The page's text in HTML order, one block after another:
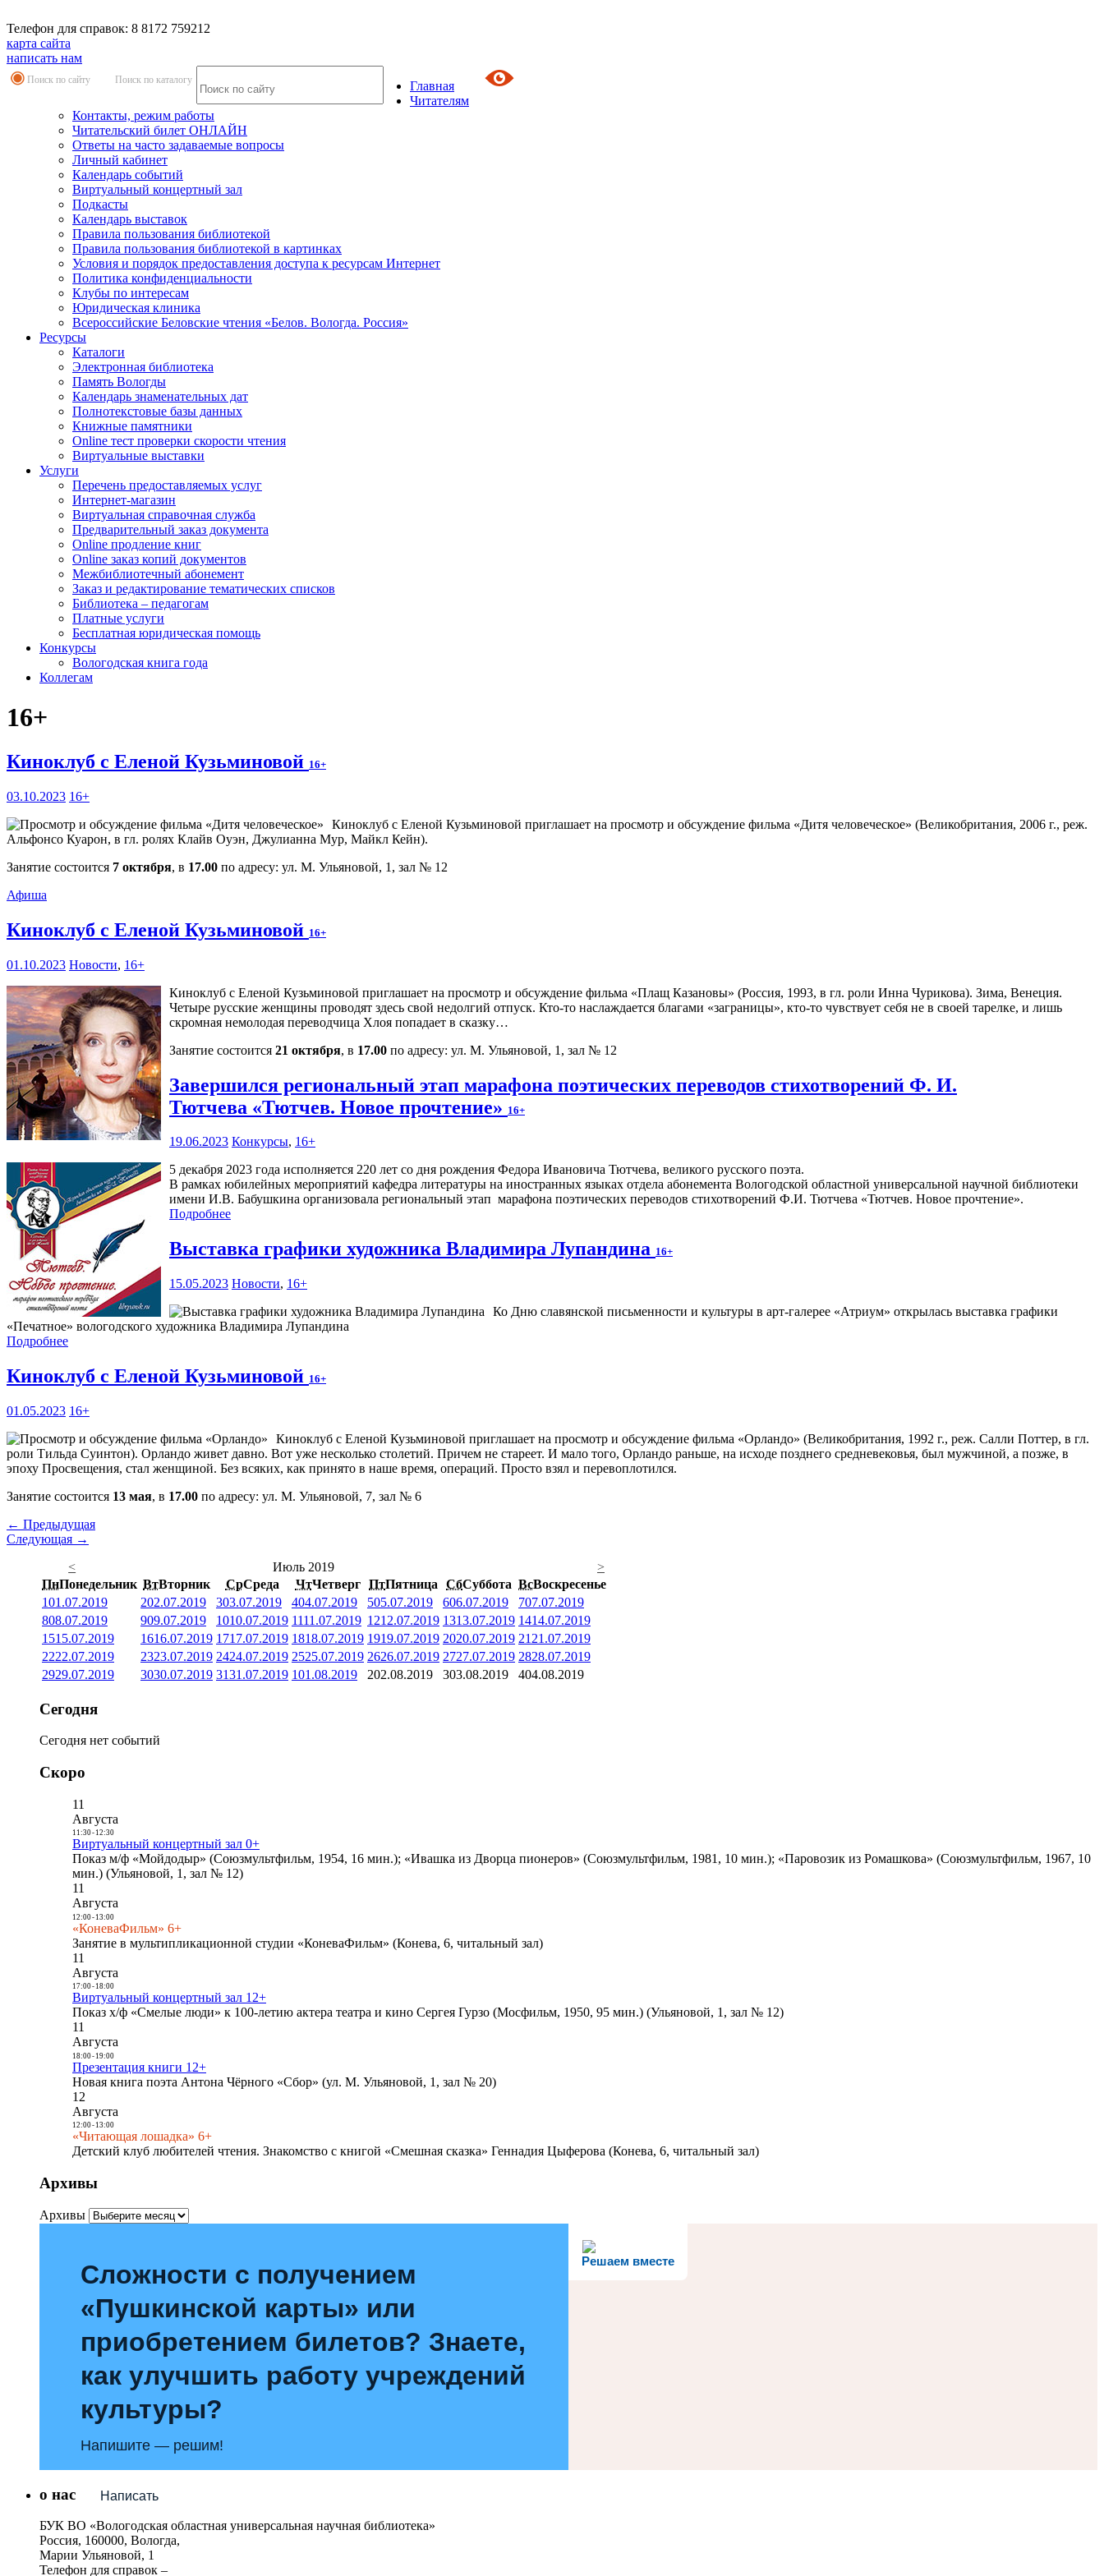
Телефон для справок: 8 8172 759212
карта сайта
написать нам
Поиск по сайту Поиск по каталогу
Главная
Читателям
Контакты, режим работы
Читательский билет ОНЛАЙН
Ответы на часто задаваемые вопросы
Личный кабинет
Календарь событий
Виртуальный концертный зал
Подкасты
Календарь выставок
Правила пользования библиотекой
Правила пользования библиотекой в картинках
Условия и порядок предоставления доступа к ресурсам Интернет
Политика конфиденциальности
Клубы по интересам
Юридическая клиника
Всероссийские Беловские чтения «Белов. Вологда. Россия»
Ресурсы
Каталоги
Электронная библиотека
Память Вологды
Календарь знаменательных дат
Полнотекстовые базы данных
Книжные памятники
Online тест проверки скорости чтения
Виртуальные выставки
Услуги
Перечень предоставляемых услуг
Интернет-магазин
Виртуальная справочная служба
Предварительный заказ документа
Online продление книг
Online заказ копий документов
Межбиблиотечный абонемент
Заказ и редактирование тематических списков
Библиотека – педагогам
Платные услуги
Бесплатная юридическая помощь
Конкурсы
Вологодская книга года
Коллегам
16+
Киноклуб с Еленой Кузьминовой 16+
03.10.2023 16+
Киноклуб с Еленой Кузьминовой приглашает на просмотр и обсуждение фильма «Дитя человеческое» (Великобритания, 2006 г., реж.
Альфонсо Куарон, в гл. ролях Клайв Оуэн, Джулианна Мур, Майкл Кейн).
Занятие состоится 7 октября, в 17.00 по адресу: ул. М. Ульяновой, 1, зал № 12
Афиша
Киноклуб с Еленой Кузьминовой 16+
01.10.2023 Новости, 16+
Киноклуб с Еленой Кузьминовой приглашает на просмотр и обсуждение фильма «Плащ Казановы» (Россия, 1993, в гл. роли Инна Чурикова). Зима, Венеция.
Четыре русские женщины проводят здесь свой недолгий отпуск. Кто-то наслаждается благами «заграницы», кто-то чувствует себя не в своей тарелке, и лишь
скромная немолодая переводчица Хлоя попадает в сказку…
Занятие состоится 21 октября, в 17.00 по адресу: ул. М. Ульяновой, 1, зал № 12
Завершился региональный этап марафона поэтических переводов стихотворений Ф. И.
Тютчева «Тютчев. Новое прочтение» 16+
19.06.2023 Конкурсы, 16+
5 декабря 2023 года исполняется 220 лет со дня рождения Федора Ивановича Тютчева, великого русского поэта.
В рамках юбилейных мероприятий кафедра литературы на иностранных языках отдела абонемента Вологодской областной универсальной научной библиотеки
имени И.В. Бабушкина организовала региональный этап марафона поэтических переводов стихотворений Ф.И. Тютчева «Тютчев. Новое прочтение».
Подробнее
Выставка графики художника Владимира Лупандина 16+
15.05.2023 Новости, 16+
Ко Дню славянской письменности и культуры в арт-галерее «Атриум» открылась выставка графики
«Печатное» вологодского художника Владимира Лупандина
Подробнее
Киноклуб с Еленой Кузьминовой 16+
01.05.2023 16+
Киноклуб с Еленой Кузьминовой приглашает на просмотр и обсуждение фильма «Орландо» (Великобритания, 1992 г., реж. Салли Поттер, в гл.
роли Тильда Суинтон). Орландо живет давно. Вот уже несколько столетий. Причем не стареет. И мало того, Орландо раньше, на исходе позднего средневековья, был мужчиной, а позже, в
эпоху Просвещения, стал женщиной. Без всяких, как принято в наше время, операций. Просто взял и перевоплотился.
Занятие состоится 13 мая, в 17.00 по адресу: ул. М. Ульяновой, 7, зал № 6
← Предыдущая
Следующая →
<
Июль 2019
>
ПнПонедельник ВтВторник СрСреда ЧтЧетверг ПтПятница СбСуббота ВсВоскресенье
101.07.2019 202.07.2019 303.07.2019 404.07.2019 505.07.2019 606.07.2019 707.07.2019
808.07.2019 909.07.2019 1010.07.2019 1111.07.2019 1212.07.2019 1313.07.2019 1414.07.2019
1515.07.2019 1616.07.2019 1717.07.2019 1818.07.2019 1919.07.2019 2020.07.2019 21 21.07.2019
2222.07.2019 2323.07.2019 2424.07.2019 2525.07.2019 2626.07.2019 2727.07.2019 2828.07.2019
2929.07.2019 3030.07.2019 3131.07.2019 101.08.2019 202.08.2019 303.08.2019 404.08.2019
Сегодня
Сегодня нет событий
Скоро
11
Августа
11:30- 12:30
Виртуальный концертный зал 0+
Показ м/ф «Мойдодыр» (Союзмультфильм, 1954, 16 мин.); «Ивашка из Дворца пионеров» (Союзмультфильм, 1981, 10 мин.); «Паровозик из Ромашкова» (Союзмультфильм, 1967, 10
мин.) (Ульяновой, 1, зал № 12)
11
Августа
12:00- 13:00
«КоневаФильм» 6+
Занятие в мультипликационной студии «КоневаФильм» (Конева, 6, читальный зал)
11
Августа
17:00- 18:00
Виртуальный концертный зал 12+
Показ х/ф «Смелые люди» к 100-летию актера театра и кино Сергея Гурзо (Мосфильм, 1950, 95 мин.) (Ульяновой, 1, зал № 12)
11
Августа
18:00- 19:00
Презентация книги 12+
Новая книга поэта Антона Чёрного «Сбор» (ул. М. Ульяновой, 1, зал № 20)
12
Августа
12:00- 13:00
«Читающая лошадка» 6+
Детский клуб любителей чтения. Знакомство с книгой «Смешная сказка» Геннадия Цыферова (Конева, 6, читальный зал)
Архивы
Архивы
Решаем вместе
Сложности с получением
«Пушкинской карты» или
приобретением билетов? Знаете,
как улучшить работу учреждений
культуры?
Напишите — решим!
Написать
о нас
БУК ВО «Вологодская областная универсальная научная библиотека»
Россия, 160000, Вологда,
Марии Ульяновой, 1
Телефон для справок –